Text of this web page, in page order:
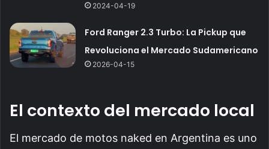
2024-04-19
Ford Ranger 2.3 Turbo: La Pickup que
Revoluciona el Mercado Sudamericano
2026-04-15
El contexto del mercado local
El mercado de motos naked en Argentina es uno